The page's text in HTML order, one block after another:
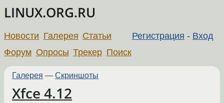
LINUX.ORG.RU
Регистрация - Вход
Новости Галерея Статьи
Форум Опросы Трекер Поиск
Галерея — Скриншоты
Xfce 4.12